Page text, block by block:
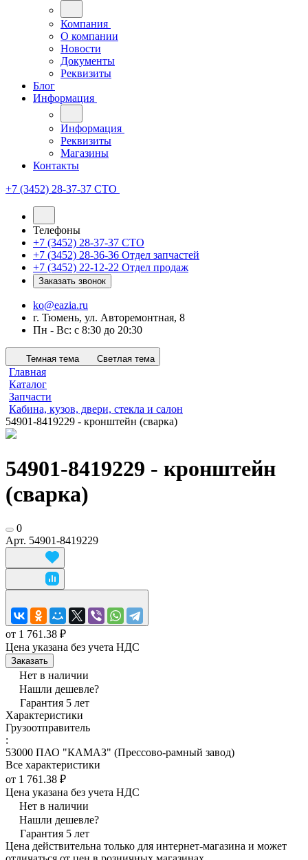
Компания
О компании
Новости
Документы
Реквизиты
Блог
Информация
Информация
Реквизиты
Магазины
Контакты
+7 (3452) 28-37-37 СТО
Телефоны
+7 (3452) 28-37-37 СТО
+7 (3452) 28-36-36 Отдел запчастей
+7 (3452) 22-12-22 Отдел продаж
Заказать звонок
ko@eazia.ru
г. Тюмень, ул. Авторемонтная, 8
Пн - Вс: с 8:30 до 20:30
Темная тема Светлая тема
Главная
Каталог
Запчасти
Кабина, кузов, двери, стекла и салон
54901-8419229 - кронштейн (сварка)
54901-8419229 - кронштейн
(сварка)
0
Арт. 54901-8419229
от 1 761.38 ₽
Цена указана без учета НДС
Заказать
Нет в наличии
Нашли дешевле?
Гарантия 5 лет
Характеристики
Грузоотправитель
:
53000 ПАО "КАМАЗ" (Прессово-рамный завод)
Все характеристики
от 1 761.38 ₽
Цена указана без учета НДС
Нет в наличии
Нашли дешевле?
Гарантия 5 лет
Цена действительна только для интернет-магазина и может